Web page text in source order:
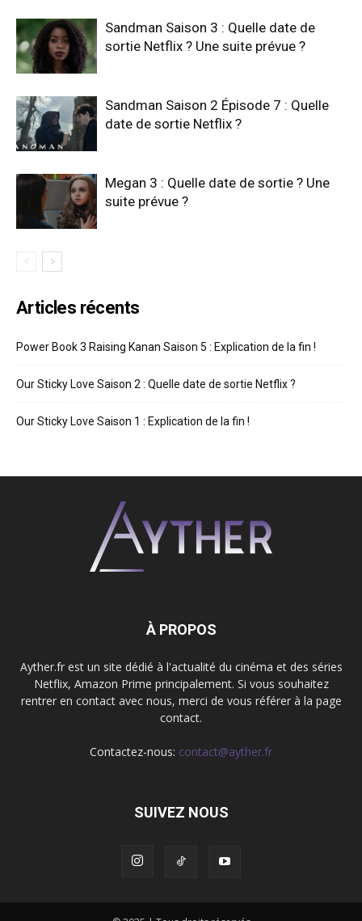
Sandman Saison 3 : Quelle date de
sortie Netflix ? Une suite prévue ?
Sandman Saison 2 Épisode 7 : Quelle
date de sortie Netflix ?
Megan 3 : Quelle date de sortie ? Une
suite prévue ?
Articles récents
Power Book 3 Raising Kanan Saison 5 : Explication de la fin !
Our Sticky Love Saison 2 : Quelle date de sortie Netflix ?
Our Sticky Love Saison 1 : Explication de la fin !
À PROPOS
Ayther.fr est un site dédié à l'actualité du cinéma et des séries
Netflix, Amazon Prime principalement. Si vous souhaitez
rentrer en contact avec nous, merci de vous référer à la page
contact.
Contactez-nous: contact@ayther.fr
SUIVEZ NOUS